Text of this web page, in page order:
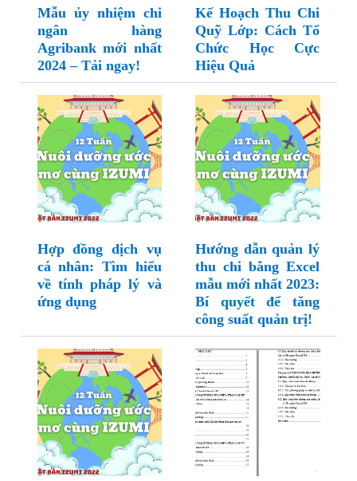
Mẫu ủy nhiệm chi
ngân hàng
Agribank mới nhất
2024 – Tải ngay!
Kế Hoạch Thu Chi
Quỹ Lớp: Cách Tổ
Chức Học Cực
Hiệu Quả
Hợp đồng dịch vụ
cá nhân: Tìm hiểu
về tính pháp lý và
ứng dụng
Hướng dẫn quản lý
thu chi bằng Excel
mẫu mới nhất 2023:
Bí quyết để tăng
công suất quản trị!